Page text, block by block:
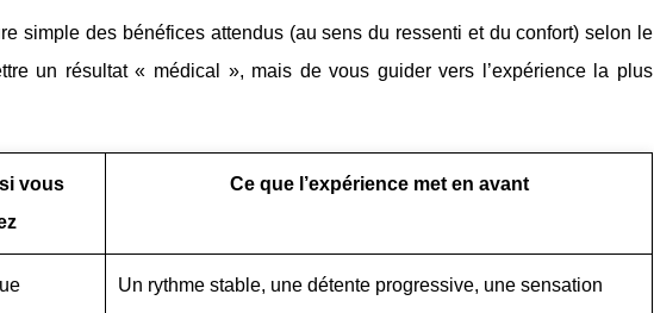
simple des bénéfices attendus (au sens du ressenti et du confort) selon le
un résultat « médical », mais de vous guider vers l’expérience la plus
vous
Ce que l’expérience met en avant
Un rythme stable, une détente progressive, une sensation